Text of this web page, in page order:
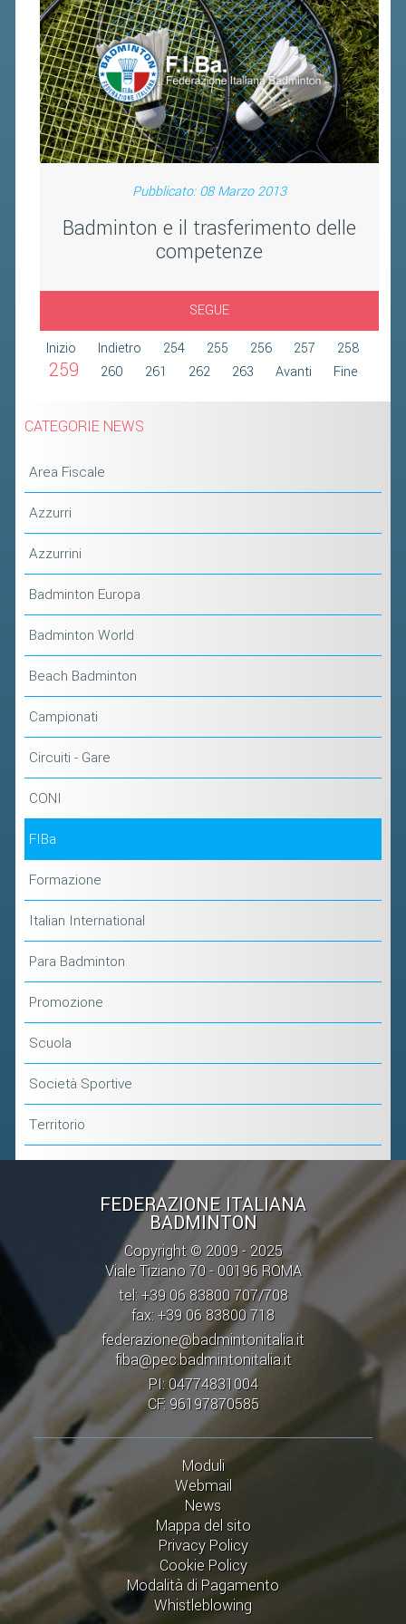
Pubblicato: 08 Marzo 2013
Badminton e il trasferimento delle
competenze
SEGUE
Inizio
Indietro 254 255 256 257 258
259 260 261 262 263 Avanti Fine
CATEGORIE NEWS
Area Fiscale
Azzurri
Azzurrini
Badminton Europa
Badminton World
Beach Badminton
Campionati
Circuiti - Gare
CONI
FIBa
Formazione
Italian International
Para Badminton
Promozione
Scuola
Società Sportive
Territorio
FEDERAZIONE ITALIANA
BADMINTON
Copyright © 2009 - 2025
Viale Tiziano 70 - 00196 ROMA
tel: +39 06 83800 707/708
fax: +39 06 83800 718
federazione@badmintonitalia.it
fiba@pec.badmintonitalia.it
PI: 04774831004
CF: 96197870585
Moduli
Webmail
News
Mappa del sito
Privacy Policy
Cookie Policy
Modalità di Pagamento
Whistleblowing
FIBA PICKLEBALL TOUR
CLASSIFICHE PICKLEBALL
BANDI PUBBLICI
VOLA CON NOI 2026
RIVISTA BADMANIA
2025
2022